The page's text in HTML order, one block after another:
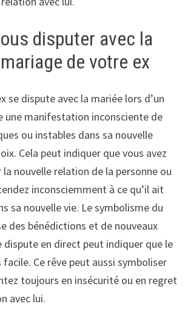
disputer avec la
de votre ex
se dispute avec la mariée lors d’un
une manifestation inconsciente de
ou instables dans sa nouvelle
Cela peut indiquer que vous avez
nouvelle relation de la personne ou
inconsciemment à ce qu’il ait
sa nouvelle vie. Le symbolisme du
des bénédictions et de nouveaux
dispute en direct peut indiquer que le
facile. Ce rêve peut aussi symboliser
toujours en insécurité ou en regret
avec lui.